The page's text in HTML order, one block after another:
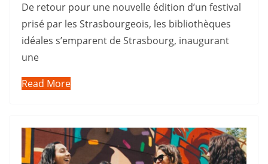
De retour pour une nouvelle édition d’un festival
prisé par les Strasbourgeois, les bibliothèques
idéales s’emparent de Strasbourg, inaugurant
une
Read More